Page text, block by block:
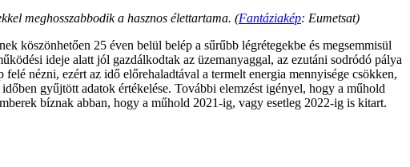
meghosszabbodik a hasznos élettartama. (Fantáziakép: Eumetsat)
köszönhetően 25 éven belül belép a sűrűbb légrétegekbe és megsemmisül
ideje alatt jól gazdálkodtak az üzemanyaggal, az ezutáni sodródó pálya
nézni, ezért az idő előrehaladtával a termelt energia mennyisége csökken,
gyűjtött adatok értékelése. További elemzést igényel, hogy a műhold
bíznak abban, hogy a műhold 2021-ig, vagy esetleg 2022-ig is kitart.